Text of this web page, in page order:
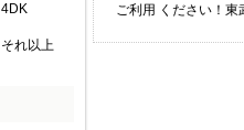
ご利用 ください！東
4DK
それ以上